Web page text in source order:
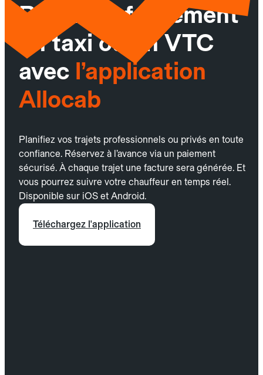
Réservez facilement
un taxi ou un VTC
avec l’application
Allocab
Planifiez vos trajets professionnels ou privés en toute
confiance. Réservez à l’avance via un paiement
sécurisé. À chaque trajet une facture sera générée. Et
vous pourrez suivre votre chauffeur en temps réel.
Disponible sur iOS et Android.
Téléchargez l'application